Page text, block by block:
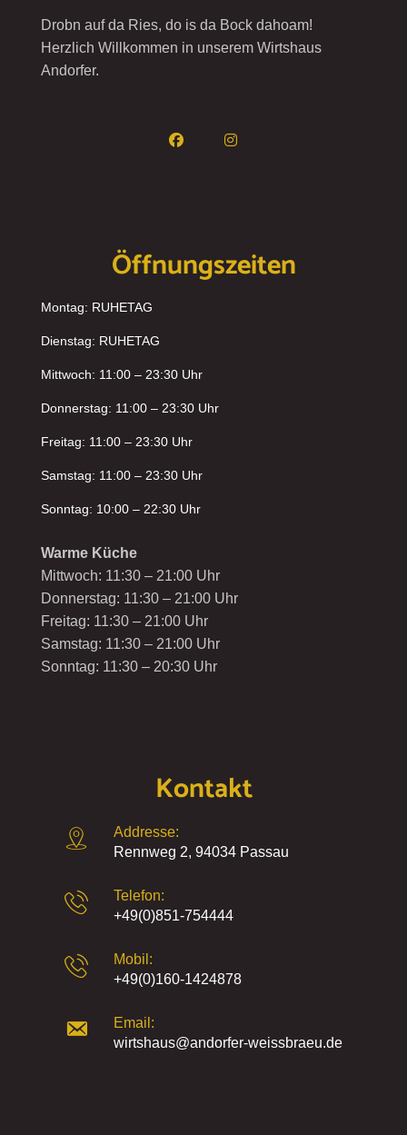
Drobn auf da Ries, do is da Bock dahoam!
Herzlich Willkommen in unserem Wirtshaus
Andorfer.
Öffnungszeiten
Montag: RUHETAG
Dienstag: RUHETAG
Mittwoch: 11:00 – 23:30 Uhr
Donnerstag: 11:00 – 23:30 Uhr
Freitag: 11:00 – 23:30 Uhr
Samstag: 11:00 – 23:30 Uhr
Sonntag: 10:00 – 22:30 Uhr
Warme Küche
Mittwoch: 11:30 – 21:00 Uhr
Donnerstag: 11:30 – 21:00 Uhr
Freitag: 11:30 – 21:00 Uhr
Samstag: 11:30 – 21:00 Uhr
Sonntag: 11:30 – 20:30 Uhr
Kontakt
Addresse:
Rennweg 2, 94034 Passau
Telefon:
+49(0)851-754444
Mobil:
+49(0)160-1424878
Email:
wirtshaus@andorfer-weissbraeu.de